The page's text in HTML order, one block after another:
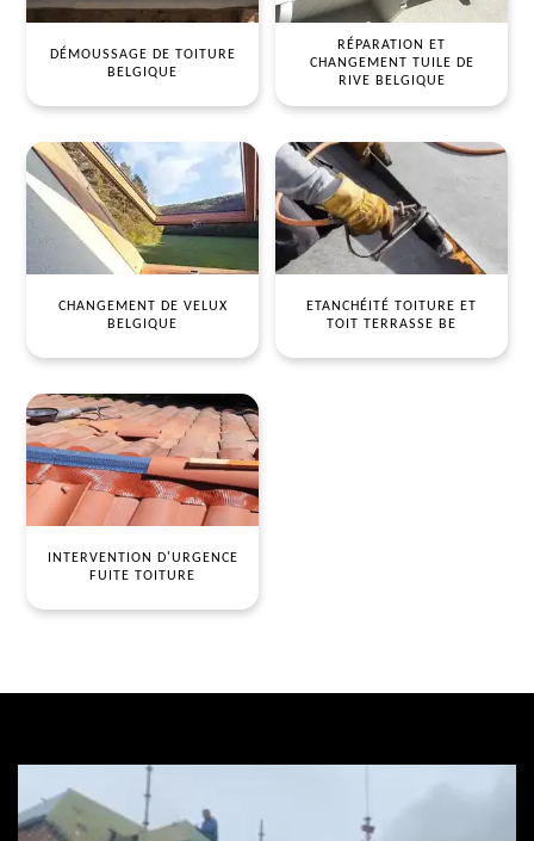
DÉMOUSSAGE DE TOITURE
BELGIQUE
RÉPARATION ET
CHANGEMENT TUILE DE
RIVE BELGIQUE
CHANGEMENT DE VELUX
BELGIQUE
ETANCHÉITÉ TOITURE ET
TOIT TERRASSE BE
INTERVENTION D'URGENCE
FUITE TOITURE